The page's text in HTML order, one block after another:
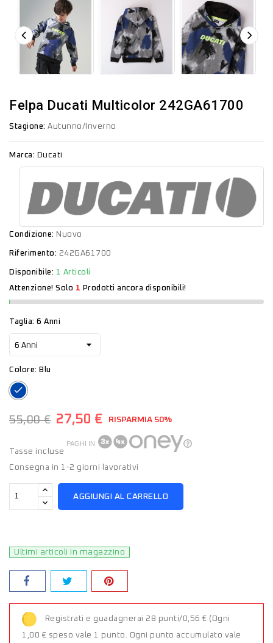
Felpa Ducati Multicolor 242GA61700
Stagione: Autunno/Inverno
Marca: Ducati
Condizione: Nuovo
Riferimento: 242GA61700
Disponibile: 1 Articoli
Attenzione! Solo 1 Prodotti ancora disponibili!
Taglia: 6 Anni
Colore: Blu
Blu
55,00 € 27,50 € RISPARMIA 50%
Tasse incluse
PAGHI IN
Consegna in 1-2 giorni lavorativi
AGGIUNGI AL CARRELLO
Ultimi articoli in magazzino
Registrati e guadagnerai 28 punti/0,56 € (Ogni
1,00 € speso vale 1 punto. Ogni punto accumulato vale